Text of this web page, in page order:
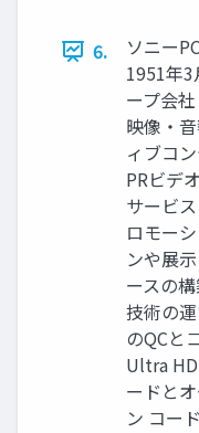
6.
ソニー
1951年
ープ会
映像・
ィブコ
PRビデ
サービ
ロモー
ンや展
ースの
技術の
のQCと
Ultra
ードと
ン コー